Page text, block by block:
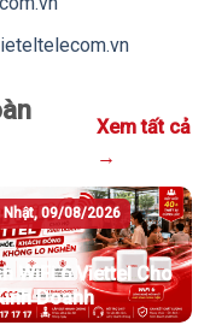
Xem tất cả
→
Nhật, 09/08/2026
WiFi 6 Viettel Cho
Doanh